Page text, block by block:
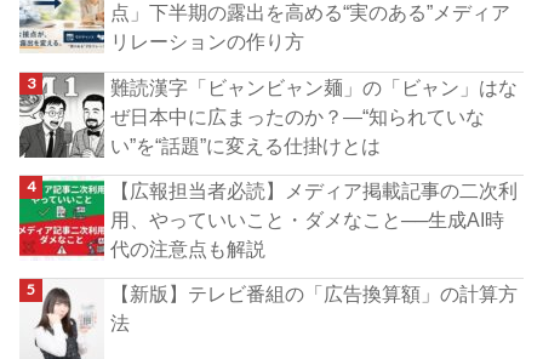
点」下半期の露出を高める“実のある”メディア
リレーションの作り方
難読漢字「ビャンビャン麺」の「ビャン」はな
ぜ日本中に広まったのか？―“知られていな
い”を“話題”に変える仕掛けとは
【広報担当者必読】メディア掲載記事の二次利
用、やっていいこと・ダメなこと──生成AI時
代の注意点も解説
【新版】テレビ番組の「広告換算額」の計算方
法